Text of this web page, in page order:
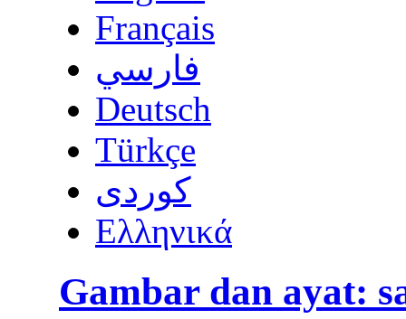
Français
فارسي
Deutsch
Türkçe
كوردى
Ελληνικά
Gambar dan ayat: